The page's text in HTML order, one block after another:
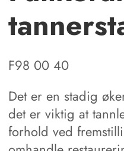
F98 00 40
Det er en stadig
det er viktig at
forhold ved